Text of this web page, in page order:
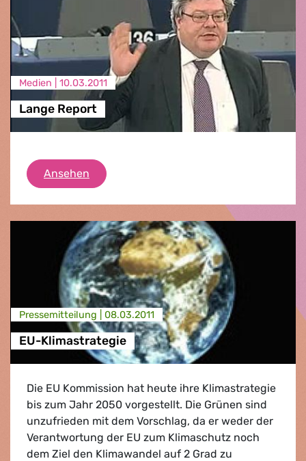
Medien | 10.03.2011
Lange Report
Ansehen Lange Report
Presse­mitteilung | 08.03.2011
EU-Klimastrategie
Die EU Kommission hat heute ihre Klimastrategie
bis zum Jahr 2050 vorgestellt. Die Grünen sind
unzufrieden mit dem Vorschlag, da er weder der
Verantwortung der EU zum Klimaschutz noch
dem Ziel den Klimawandel auf 2 Grad zu